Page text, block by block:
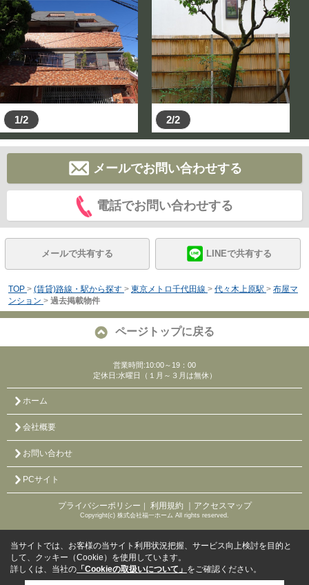
1/2 2/2
メールでお問い合わせする
電話でお問い合わせする
メールで共有する LINEで共有する
TOP > (賃貸)路線・駅から探す > 東京メトロ千代田線 > 代々木上原駅 > 布屋マ
ンション > 過去掲載物件
ページトップに戻る
営業時間:10:00～19：00
定休日:水曜日（１月～３月は無休）
ホーム
会社概要
お問い合わせ
PCサイト
プライバシーポリシー ｜ 利用規約 ｜アクセスマップ
Copyright(c) 株式会社福一ホーム All rights reserved.
当サイトでは、お客様の当サイト利用状況把握、サービス向上検討を目的と
して、クッキー（Cookie）を使用しています。
詳しくは、当社の 「Cookieの取扱いについて」 をご確認ください。